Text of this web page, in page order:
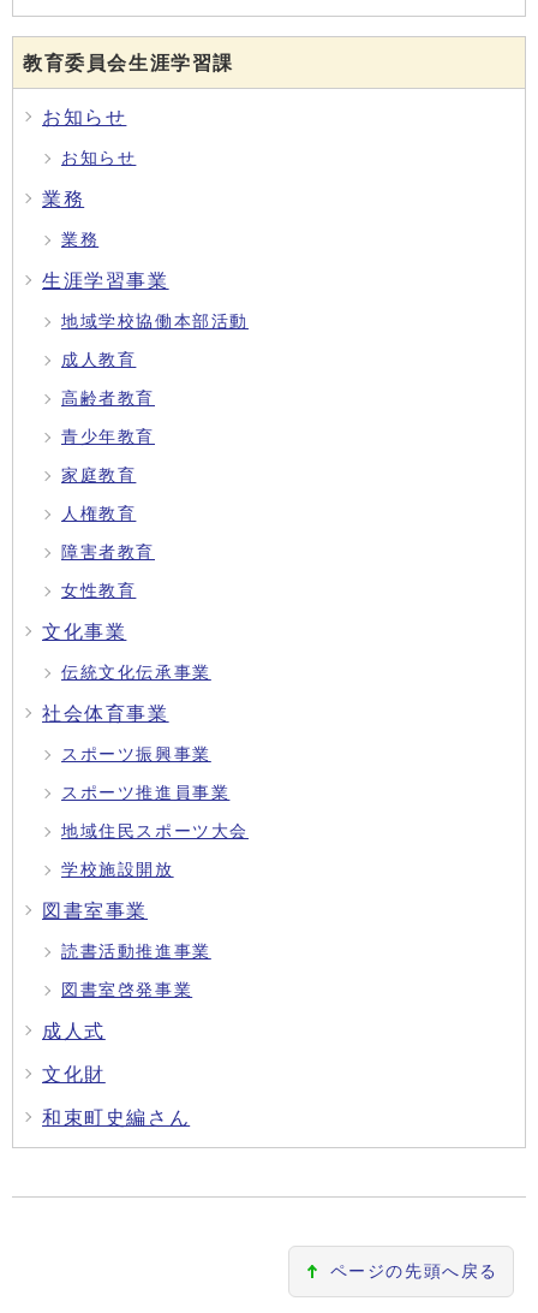
教育委員会生涯学習課
お知らせ
お知らせ
業務
業務
生涯学習事業
地域学校協働本部活動
成人教育
高齢者教育
青少年教育
家庭教育
人権教育
障害者教育
女性教育
文化事業
伝統文化伝承事業
社会体育事業
スポーツ振興事業
スポーツ推進員事業
地域住民スポーツ大会
学校施設開放
図書室事業
読書活動推進事業
図書室啓発事業
成人式
文化財
和束町史編さん
ページの先頭へ戻る